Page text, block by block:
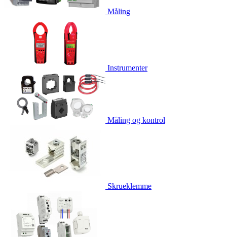
Måling
Instrumenter
Måling og kontrol
Skrueklemme